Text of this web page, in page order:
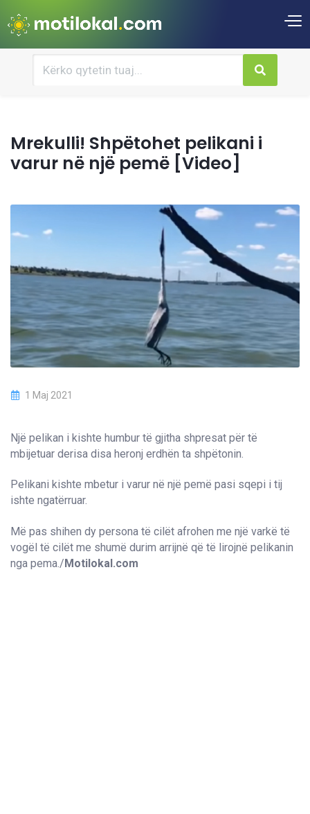
Mrekulli! Shpëtohet pelikani i
varur në një pemë [Video]
1 Maj 2021
Një pelikan i kishte humbur të gjitha shpresat për të
mbijetuar derisa disa heronj erdhën ta shpëtonin.
Pelikani kishte mbetur i varur në një pemë pasi sqepi i tij
ishte ngatërruar.
Më pas shihen dy persona të cilët afrohen me një varkë të
vogël të cilët me shumë durim arrijnë që të lirojnë pelikanin
nga pema./Motilokal.com